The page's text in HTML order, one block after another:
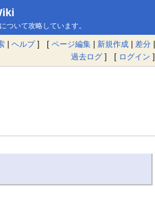
ついて攻略しています。
| ヘルプ] [ ページ編集 | 新規作成 | 差分 |
過去ログ ] [ ログイン ]